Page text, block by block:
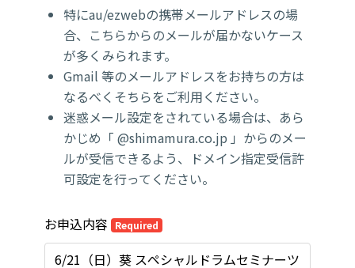
特にau/ezwebの携帯メールアドレスの場
合、こちらからのメールが届かないケース
が多くみられます。
Gmail 等のメールアドレスをお持ちの方は
なるべくそちらをご利用ください。
迷惑メール設定をされている場合は、あら
かじめ「 @shimamura.co.jp 」からのメー
ルが受信できるよう、ドメイン指定受信許
可設定を行ってください。
お申込内容 Required